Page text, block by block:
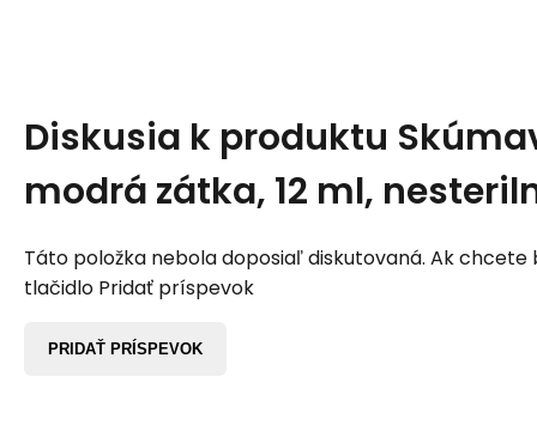
Diskusia k produktu
modrá zátka, 12 ml,
Táto položka nebola doposiaľ diskutovaná. Ak chcete
tlačidlo Pridať príspevok
PRIDAŤ PRÍSPEVOK